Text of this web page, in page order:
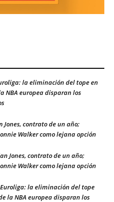
la eliminación del tope en
NBA europea disparan los
Jones, contrato de un año;
Walker como lejana opción
Jones, contrato de un año;
Walker como lejana opción
la eliminación del tope
la NBA europea disparan los